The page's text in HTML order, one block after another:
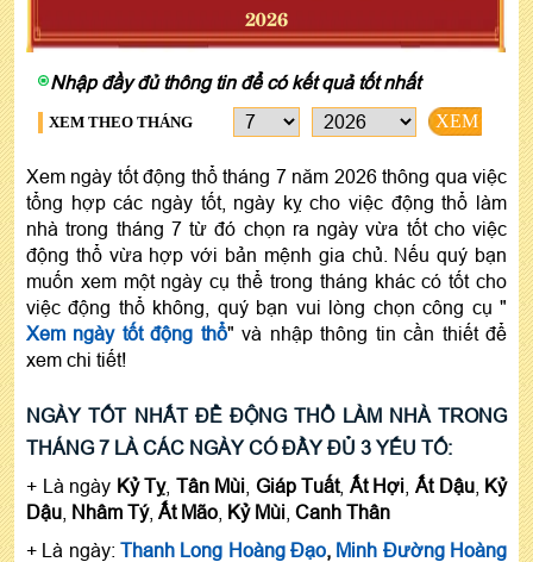
2026
Nhập đầy đủ thông tin để có kết quả tốt nhất
XEM THEO THÁNG XEM
Xem ngày tốt động thổ tháng 7 năm 2026 thông qua việc
tổng hợp các ngày tốt, ngày kỵ cho việc động thổ làm
nhà trong tháng 7 từ đó chọn ra ngày vừa tốt cho việc
động thổ vừa hợp với bản mệnh gia chủ. Nếu quý bạn
muốn xem một ngày cụ thể trong tháng khác có tốt cho
việc động thổ không, quý bạn vui lòng chọn công cụ "
Xem ngày tốt động thổ" và nhập thông tin cần thiết để
xem chi tiết!
NGÀY TỐT NHẤT ĐỂ ĐỘNG THỔ LÀM NHÀ TRONG
THÁNG 7 LÀ CÁC NGÀY CÓ ĐẦY ĐỦ 3 YẾU TỐ:
+ Là ngày Kỷ Tỵ, Tân Mùi Giáp Tuất, Ất Hợi Ất Dậu, Kỷ
Dậu Nhâm Tý, Ất Mão Kỷ Mùi Canh Thân
+ Là ngày: Thanh Long Hoàng Đạo, Minh Đường Hoàng